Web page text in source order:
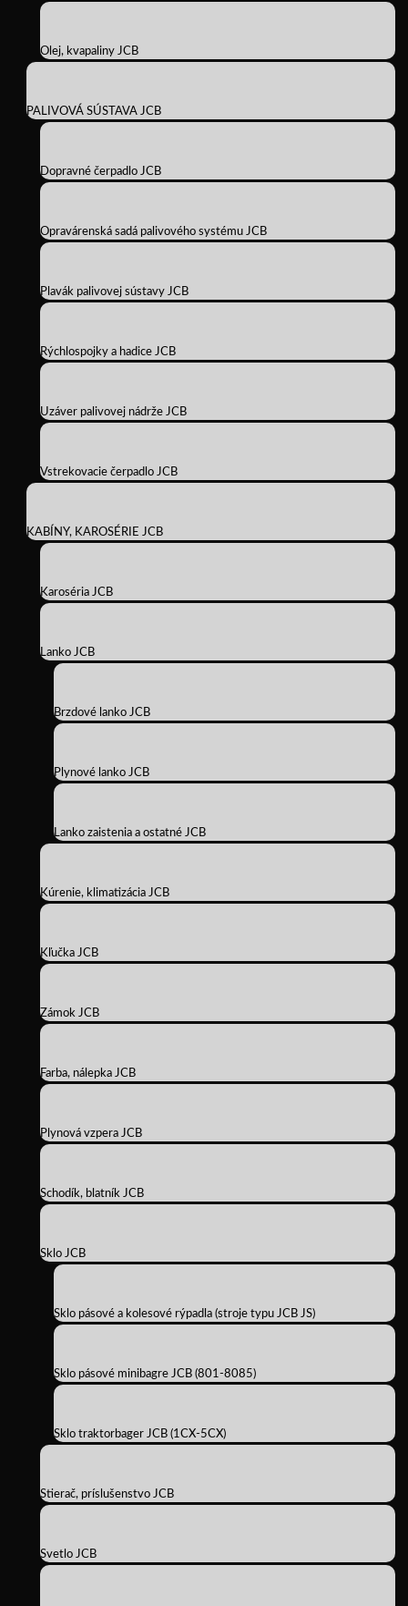
Olej, kvapaliny JCB
PALIVOVÁ SÚSTAVA JCB
Dopravné čerpadlo JCB
Opravárenská sadá palivového systému JCB
Plavák palivovej sústavy JCB
Rýchlospojky a hadice JCB
Uzáver palivovej nádrže JCB
Vstrekovacie čerpadlo JCB
KABÍNY, KAROSÉRIE JCB
Karoséria JCB
Lanko JCB
Brzdové lanko JCB
Plynové lanko JCB
Lanko zaistenia a ostatné JCB
Kúrenie, klimatizácia JCB
Kľučka JCB
Zámok JCB
Farba, nálepka JCB
Plynová vzpera JCB
Schodík, blatník JCB
Sklo JCB
Sklo pásové a kolesové rýpadla (stroje typu JCB JS)
Sklo pásové minibagre JCB (801-8085)
Sklo traktorbager JCB (1CX-5CX)
Stierač, príslušenstvo JCB
Svetlo JCB